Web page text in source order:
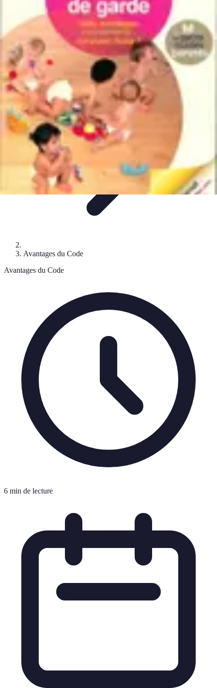
Code Simplifié
Développement LogicielÉcriture de CodeÉvaluation et
Optimisation
Amélioration du CodeOutils
Code Simplifié
Avantages du Code
Avantages du Code
6 min de lecture